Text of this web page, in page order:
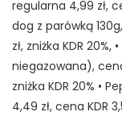
regularna 4,99 zł,
dog z parówką
zł, zniżka KDR
niegazowana),
zniżka KDR 20% •
4,49 zł, cena KDR